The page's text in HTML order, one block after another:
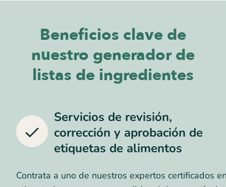
Beneficios clave de
nuestro generador de
listas de ingredientes
Servicios de revisión,
corrección y aprobación de
etiquetas de alimentos
Contrata a uno de nuestros expertos certificados